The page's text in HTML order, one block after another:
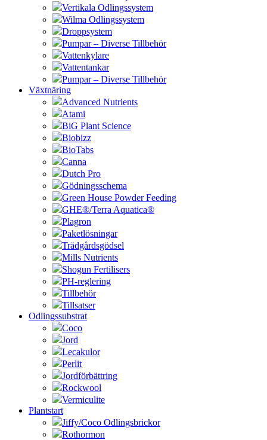
Vertikala Odlingssystem
Wilma Odlingssystem
Droppsystem
Pumpar – Diverse Tillbehör
Vattenkylare
Vattentankar
Pumpar – Diverse Tillbehör
Växtnäring
Advanced Nutrients
Atami
BiG Plant Science
Biobizz
BioTabs
Canna
Dutch Pro
Gödningsschema
Green House Powder Feeding
GHE®/Terra Aquatica®
Plagron
Paketlösningar
Trädgårdsgödsel
Mills Nutrients
Shogun Fertilisers
PH-reglering
Tillbehör
Tillsatser
Odlingssubstrat
Coco
Jord
Lecakulor
Perlit
Jordförbättring
Rockwool
Vermiculite
Plantstart
Jiffy/Coco Odlingsbrickor
Rothormon